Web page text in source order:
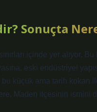
Sonuçta
içinde yer alıyor.
eski endüstriyel
küçük ama tarih
Maden ilçesinin ismini